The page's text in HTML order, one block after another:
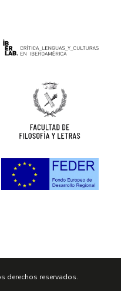
derechos reservados.